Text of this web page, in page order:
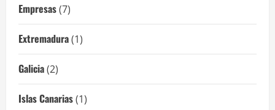
Empresas(7)
Extremadura(1)
Galicia(2)
Islas Canarias(1)